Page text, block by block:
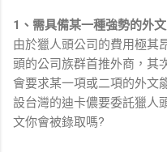
1、需具備某一種強勢的外
由於獵人頭公司的費用極其
頭的公司族群首推外商，其
會要求某一項或二項的外文
設台灣的迪卡儂要委託獵人
文你會被錄取嗎?